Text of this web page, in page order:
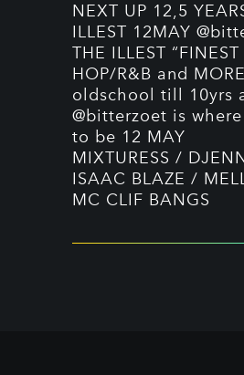
NEXT UP 12,5
ILLEST 12MAY
THE ILLEST “FINEST
HOP/R&B and
oldschool till 10yrs
@bitterzoet is
to be 12 MAY
MIXTURESS /
ISAAC BLAZE /
MC CLIF BANGS